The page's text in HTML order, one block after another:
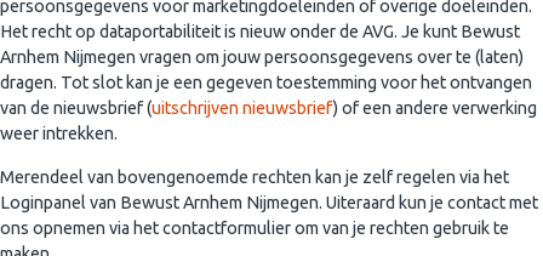
persoonsgegevens voor marketingdoeleinden of overige doeleinden.
Het recht op dataportabiliteit is nieuw onder de AVG. Je kunt Bewust
Arnhem Nijmegen vragen om jouw persoonsgegevens over te (laten)
dragen. Tot slot kan je een gegeven toestemming voor het ontvangen
van de nieuwsbrief (uitschrijven nieuwsbrief) of een andere verwerking
weer intrekken.
Merendeel van bovengenoemde rechten kan je zelf regelen via het
Loginpanel van Bewust Arnhem Nijmegen. Uiteraard kun je contact met
ons opnemen via het contactformulier om van je rechten gebruik te